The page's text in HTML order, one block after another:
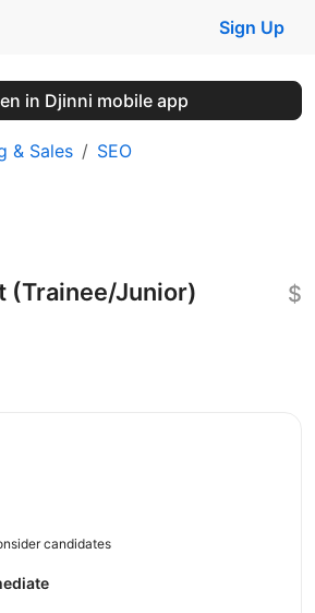
Sign Up
in Djinni mobile app
& Sales SEO
(Trainee/Junior) $
candidates